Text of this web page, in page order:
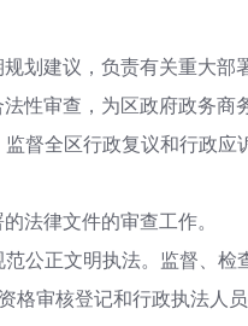
划建议，负责有关重大部
性审查，为区政府政务商
督全区行政复议和行政
法律文件的审查工作。
公正文明执法。监督、
审核登记和行政执法人员